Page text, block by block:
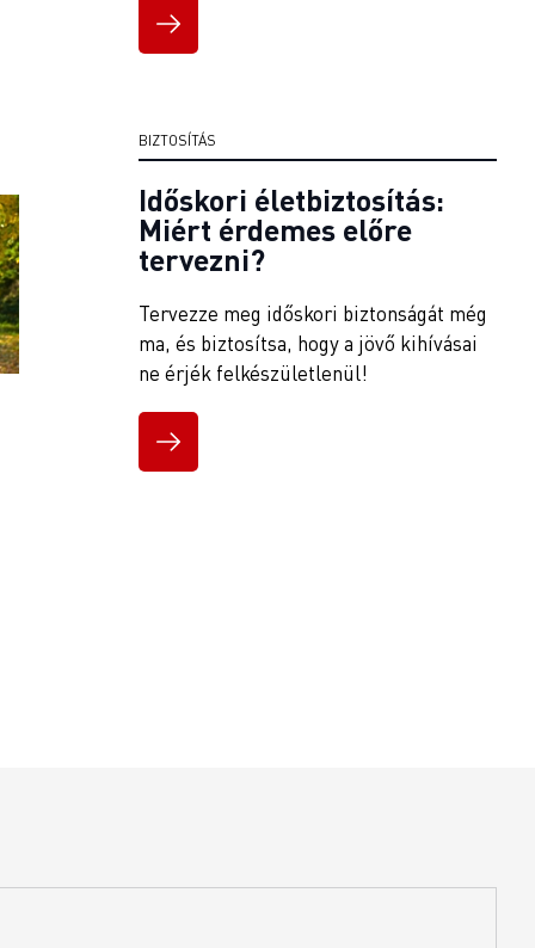
BIZTOSÍTÁS
Időskori életbiztosítás:
Miért érdemes előre
tervezni?
Tervezze meg időskori biztonságát még
ma, és biztosítsa, hogy a jövő kihívásai
ne érjék felkészületlenül!